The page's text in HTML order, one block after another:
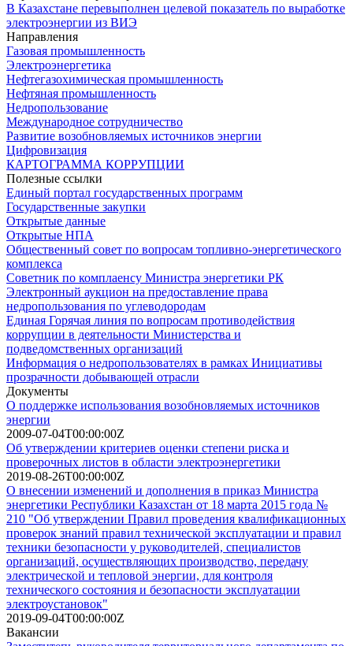
В Казахстане перевыполнен целевой показатель по выработке
электроэнергии из ВИЭ
Направления
Газовая промышленность
Электроэнергетика
Нефтегазохимическая промышленность
Нефтяная промышленность
Недропользование
Международное сотрудничество
Развитие возобновляемых источников энергии
Цифровизация
КАРТОГРАММА КОРРУПЦИИ
Полезные ссылки
Единый портал государственных программ
Государственные закупки
Открытые данные
Открытые НПА
Общественный совет по вопросам топливно-энергетического
комплекса
Советник по комплаенсу Министра энергетики РК
Электронный аукцион на предоставление права
недропользования по углеводородам
Единая Горячая линия по вопросам противодействия
коррупции в деятельности Министерства и
подведомственных организаций
Информация о недропользователях в рамках Инициативы
прозрачности добывающей отрасли
Документы
О поддержке использования возобновляемых источников
энергии
2009-07-04T00:00:00Z
Об утверждении критериев оценки степени риска и
проверочных листов в области электроэнергетики
2019-08-26T00:00:00Z
О внесении изменений и дополнения в приказ Министра
энергетики Республики Казахстан от 18 марта 2015 года №
210 "Об утверждении Правил проведения квалификационных
проверок знаний правил технической эксплуатации и правил
техники безопасности у руководителей, специалистов
организаций, осуществляющих производство, передачу
электрической и тепловой энергии, для контроля
технического состояния и безопасности эксплуатации
электроустановок"
2019-09-04T00:00:00Z
Вакансии